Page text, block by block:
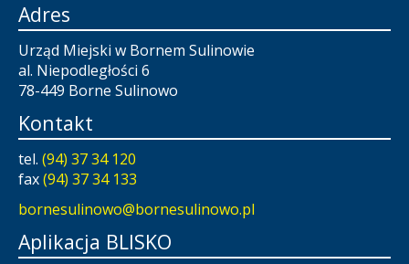
Adres
Urząd Miejski w Bornem Sulinowie
al. Niepodległości 6
78-449 Borne Sulinowo
Kontakt
tel. (94) 37 34 120
fax(94) 37 34 133
bornesulinowo@bornesulinowo.pl
Aplikacja BLISKO